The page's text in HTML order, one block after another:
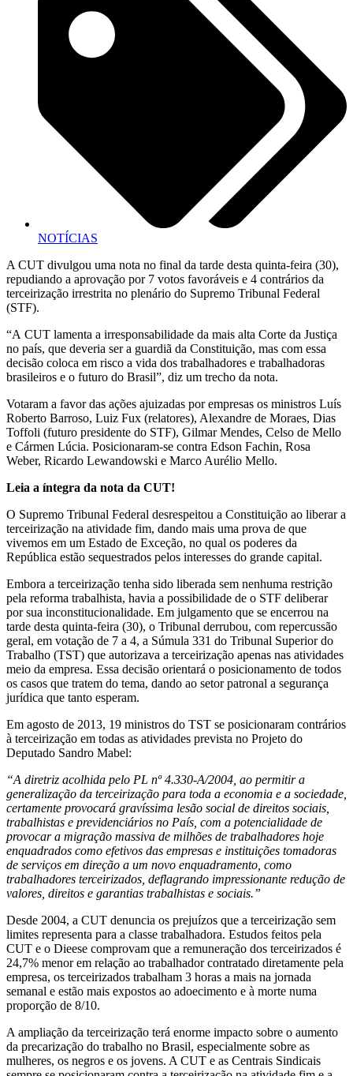
NOTÍCIAS
A CUT divulgou uma nota no final da tarde desta quinta-feira (30),
repudiando a aprovação por 7 votos favoráveis e 4 contrários da
terceirização irrestrita no plenário do Supremo Tribunal Federal
(STF).
“A CUT lamenta a irresponsabilidade da mais alta Corte da Justiça
no país, que deveria ser a guardiã da Constituição, mas com essa
decisão coloca em risco a vida dos trabalhadores e trabalhadoras
brasileiros e o futuro do Brasil”, diz um trecho da nota.
Votaram a favor das ações ajuizadas por empresas os ministros Luís
Roberto Barroso, Luiz Fux (relatores), Alexandre de Moraes, Dias
Toffoli (futuro presidente do STF), Gilmar Mendes, Celso de Mello
e Cármen Lúcia. Posicionaram-se contra Edson Fachin, Rosa
Weber, Ricardo Lewandowski e Marco Aurélio Mello.
Leia a íntegra da nota da CUT!
O Supremo Tribunal Federal desrespeitou a Constituição ao liberar a
terceirização na atividade fim, dando mais uma prova de que
vivemos em um Estado de Exceção, no qual os poderes da
República estão sequestrados pelos interesses do grande capital.
Embora a terceirização tenha sido liberada sem nenhuma restrição
pela reforma trabalhista, havia a possibilidade de o STF deliberar
por sua inconstitucionalidade. Em julgamento que se encerrou na
tarde desta quinta-feira (30), o Tribunal derrubou, com repercussão
geral, em votação de 7 a 4, a Súmula 331 do Tribunal Superior do
Trabalho (TST) que autorizava a terceirização apenas nas atividades
meio da empresa. Essa decisão orientará o posicionamento de todos
os casos que tratem do tema, dando ao setor patronal a segurança
jurídica que tanto esperam.
Em agosto de 2013, 19 ministros do TST se posicionaram contrários
à terceirização em todas as atividades prevista no Projeto do
Deputado Sandro Mabel:
“A diretriz acolhida pelo PL nº 4.330-A/2004, ao permitir a
generalização da terceirização para toda a economia e a sociedade,
certamente provocará gravíssima lesão social de direitos sociais,
trabalhistas e previdenciários no País, com a potencialidade de
provocar a migração massiva de milhões de trabalhadores hoje
enquadrados como efetivos das empresas e instituições tomadoras
de serviços em direção a um novo enquadramento, como
trabalhadores terceirizados, deflagrando impressionante redução de
valores, direitos e garantias trabalhistas e sociais.”
Desde 2004, a CUT denuncia os prejuízos que a terceirização sem
limites representa para a classe trabalhadora. Estudos feitos pela
CUT e o Dieese comprovam que a remuneração dos terceirizados é
24,7% menor em relação ao trabalhador contratado diretamente pela
empresa, os terceirizados trabalham 3 horas a mais na jornada
semanal e estão mais expostos ao adoecimento e à morte numa
proporção de 8/10.
A ampliação da terceirização terá enorme impacto sobre o aumento
da precarização do trabalho no Brasil, especialmente sobre as
mulheres, os negros e os jovens. A CUT e as Centrais Sindicais